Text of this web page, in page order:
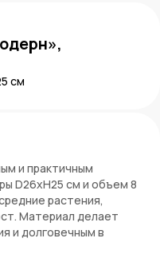
см
и практичным
D26xH25 см и объем 8
растения,
Материал делает
и долговечным в